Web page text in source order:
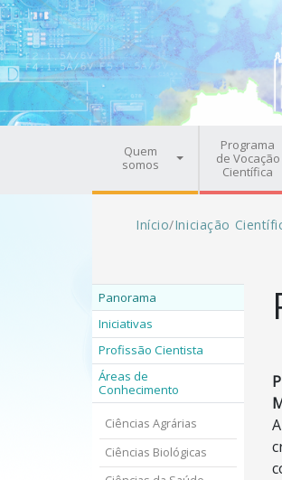
Pular para o conteúdo principal
Navegação
Quem
somos
Programa
de Vocação
Científica
Trilha de
Início/Iniciação
Panorama
Iniciativas
Profissão Cientista
Áreas de
Conhecimento
Ciências Agrárias
Ciências Biológicas